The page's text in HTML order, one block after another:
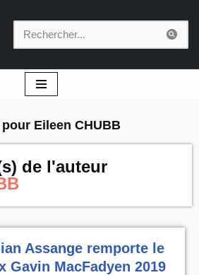
Eileen CHUBB
de l'auteur
Assange remporte le
Gavin MacFadyen 2019